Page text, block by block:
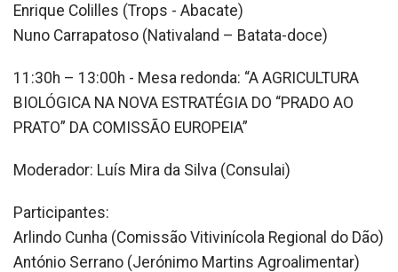
Enrique Colilles (Trops - Abacate)
Nuno Carrapatoso (Nativaland – Batata-doce)
11:30h – 13:00h - Mesa redonda: “A AGRICULTURA
BIOLÓGICA NA NOVA ESTRATÉGIA DO “PRADO AO
PRATO” DA COMISSÃO EUROPEIA”
Moderador: Luís Mira da Silva (Consulai)
Participantes:
Arlindo Cunha (Comissão Vitivinícola Regional do Dão)
António Serrano (Jerónimo Martins Agroalimentar)